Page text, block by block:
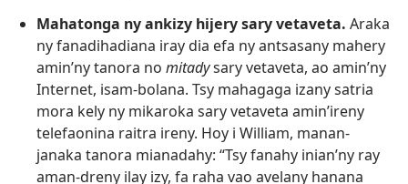
Mahatonga ny ankizy hijery sary vetaveta. Araka
ny fanadihadiana iray dia efa ny antsasany mahery
amin’ny tanora no mitadysary vetaveta, ao amin’ny
Internet, isam-bolana. Tsy mahagaga izany satria
mora kely ny mikaroka sary vetaveta amin’ireny
telefaonina raitra ireny. Hoy i William, manan-
janaka tanora mianadahy: “Tsy fanahy inian’ny ray
aman-dreny ilay izy, fa raha vao avelany hanana